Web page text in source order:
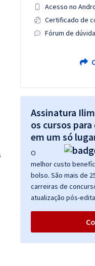
Acesso no
Certificado de
Fórum de
Assinatura
os cursos
em um só
O
melhor custo
bolso. São mais de
carreiras de
atualização pós-